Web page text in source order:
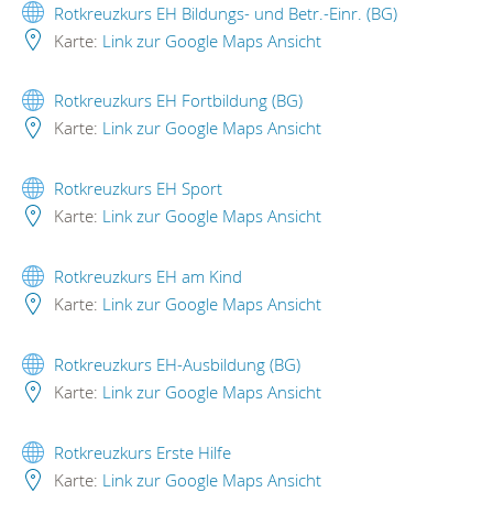
Rotkreuzkurs EH Bildungs- und Betr.-Einr. (BG)
Karte: Link zur Google Maps Ansicht
Rotkreuzkurs EH Fortbildung (BG)
Karte: Link zur Google Maps Ansicht
Rotkreuzkurs EH Sport
Karte: Link zur Google Maps Ansicht
Rotkreuzkurs EH am Kind
Karte: Link zur Google Maps Ansicht
Rotkreuzkurs EH-Ausbildung (BG)
Karte: Link zur Google Maps Ansicht
Rotkreuzkurs Erste Hilfe
Karte: Link zur Google Maps Ansicht